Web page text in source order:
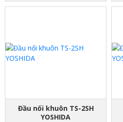
Đầu nối khuôn TS-2SH
YOSHIDA